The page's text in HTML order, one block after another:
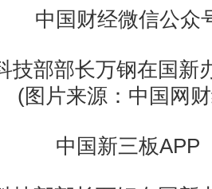
中国财经微信公众
中国新三板APP